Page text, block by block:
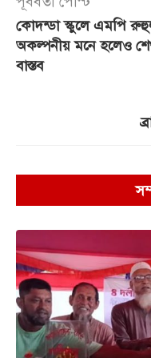
কোদন্ডা স্কুলে এমপি
অকল্পনীয় মনে হলেও
বাস্তব